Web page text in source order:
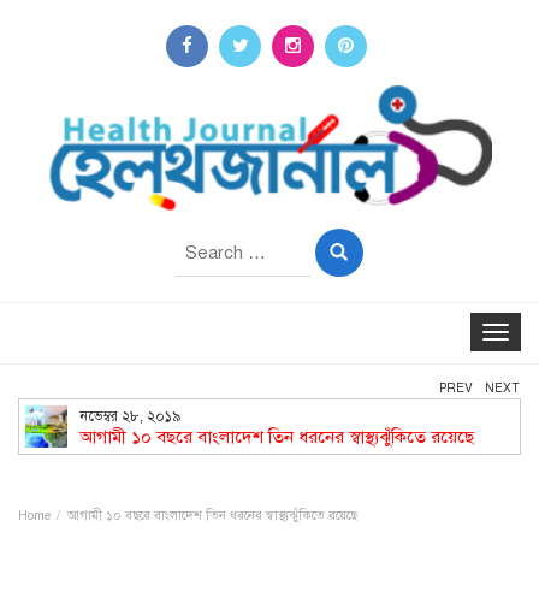
Search
Toggle
নভেম্বর ২৮, ২০১৯
আগামী ১০ বছরে বাংলাদেশ তিন ধরনের স্বাস্থ্যঝুঁকিতে রয়েছে
PREV NEXT
Home আগামী ১০ বছরে বাংলাদেশ তিন ধরনের স্বাস্থ্যঝুঁকিতে রয়েছে